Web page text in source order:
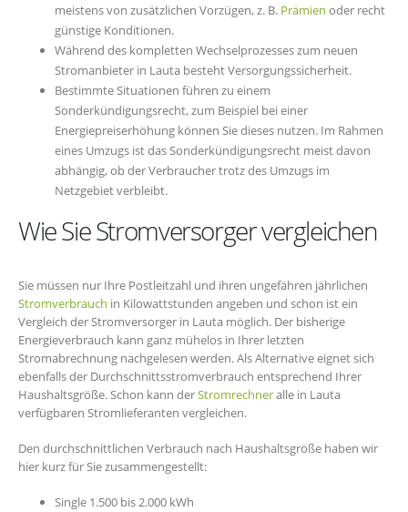
meistens von zusätzlichen Vorzügen, z. B. Prämien oder recht
günstige Konditionen.
Während des kompletten Wechselprozesses zum neuen
Stromanbieter in Lauta besteht Versorgungssicherheit.
Bestimmte Situationen führen zu einem
Sonderkündigungsrecht, zum Beispiel bei einer
Energiepreiserhöhung können Sie dieses nutzen. Im Rahmen
eines Umzugs ist das Sonderkündigungsrecht meist davon
abhängig, ob der Verbraucher trotz des Umzugs im
Netzgebiet verbleibt.
Wie Sie Stromversorger vergleichen
Sie müssen nur Ihre Postleitzahl und ihren ungefähren jährlichen
Stromverbrauch in Kilowattstunden angeben und schon ist ein
Vergleich der Stromversorger in Lauta möglich. Der bisherige
Energieverbrauch kann ganz mühelos in Ihrer letzten
Stromabrechnung nachgelesen werden. Als Alternative eignet sich
ebenfalls der Durchschnittsstromverbrauch entsprechend Ihrer
Haushaltsgröße. Schon kann derStromrechneralle in Lauta
verfügbaren Stromlieferanten vergleichen.
Den durchschnittlichen Verbrauch nach Haushaltsgröße haben wir
hier kurz für Sie zusammengestellt:
Single 1.500 bis 2.000 kWh